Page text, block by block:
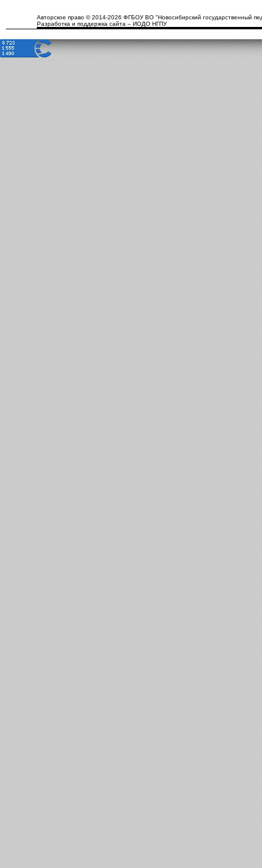
Авторское право © 2014-2026 ФГБОУ ВО "Новосибирский государственный
Разработка и поддержка сайта – ИОДО НГПУ